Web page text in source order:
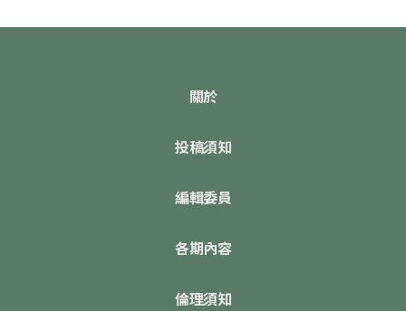
關於
投稿須知
編輯委員
各期內容
倫理須知